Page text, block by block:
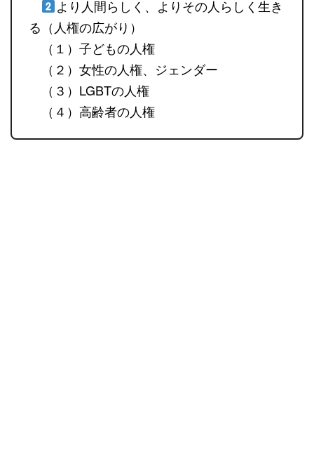
より人間らしく、よりその人らしく生き
る（人権の広がり）
（１）子どもの人権
（２）女性の人権、ジェンダー
（３）LGBTの人権
（４）高齢者の人権